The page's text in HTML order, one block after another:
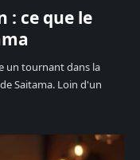
: ce que le
un tournant dans la
Saitama. Loin d'un